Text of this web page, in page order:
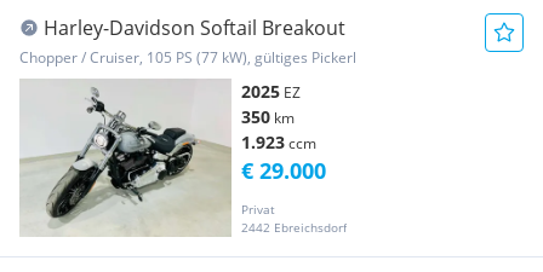
Harley-Davidson Softail Breakout
Chopper / Cruiser, 105 PS (77 kW), gültiges Pickerl
2025 EZ
350 km
1.923ccm
Privat
2442 Ebreichsdorf
€ 29.000